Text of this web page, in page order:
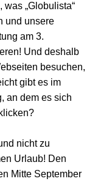
„Globulista“
und unsere
am 3.
Und deshalb
besuchen,
gibt es im
an dem es sich
nicht zu
Urlaub! Den
Mitte September